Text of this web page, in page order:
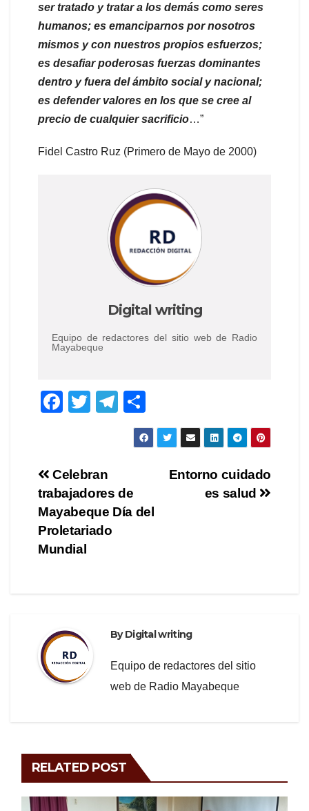
ser tratado y tratar a los demás como seres
humanos; es emanciparnos por nosotros
mismos y con nuestros propios esfuerzos;
es desafiar poderosas fuerzas dominantes
dentro y fuera del ámbito social y nacional;
es defender valores en los que se cree al
precio de cualquier sacrificio…”
Fidel Castro Ruz (Primero de Mayo de 2000)
Digital writing
Equipo de redactores del sitio web de Radio
Mayabeque
F
e
b
o
o
k
T
er
T
el
a
m
h
ar
Post
navigation
Entorno cuidado
es salud
Celebran
trabajadores de
Mayabeque Día del
Proletariado
Mundial
ByDigital writing
Equipo de redactores del sitio
web de Radio Mayabeque
RELATED POST